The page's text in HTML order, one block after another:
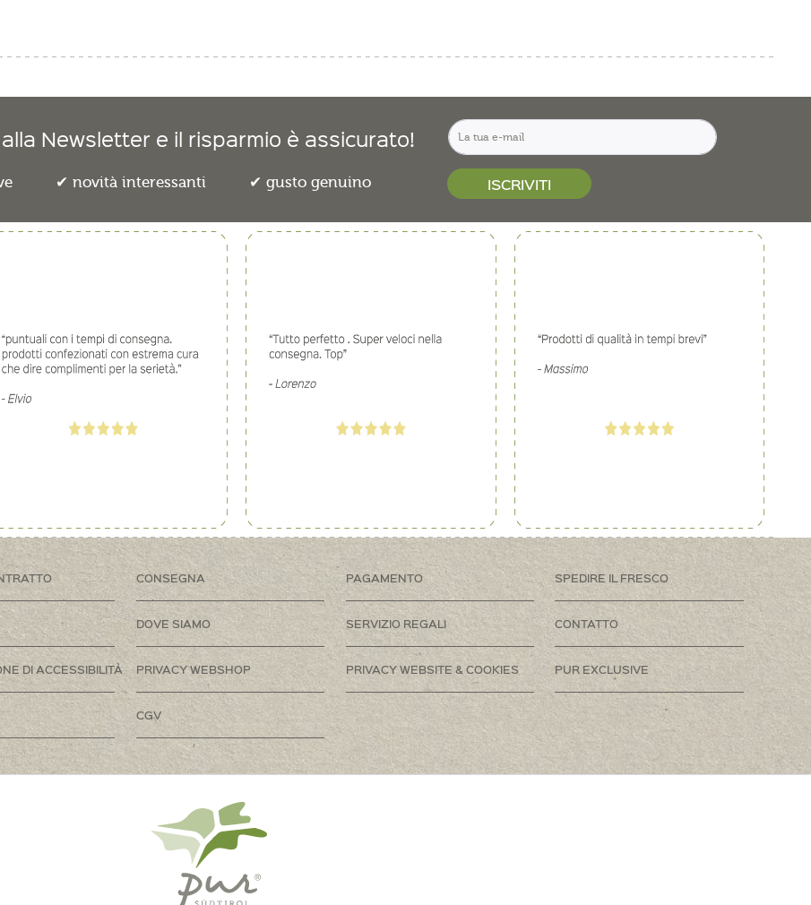
Newsletter e il risparmio è assicurato!
novità interessanti gusto genuino ISCRIVITI
CONSEGNA PAGAMENTO SPEDIRE IL FRESCO
DOVE SIAMO SERVIZIO REGALI CONTATTO
DI ACCESSIBILITÀ PRIVACY WEBSHOP PRIVACY WEBSITE & COOKIES PUR EXCLUSIVE
CGV